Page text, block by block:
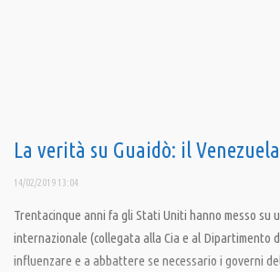
La verità su Guaidò: il
14/02/2019 13:04
Trentacinque anni fa gli Stati Uniti hanno messo su
internazionale (collegata alla Cia e al Dipartimento
influenzare e a abbattere se necessario i governi